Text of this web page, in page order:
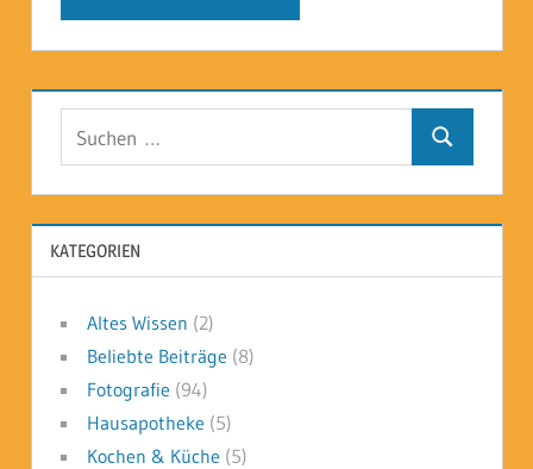
Suchen
KATEGORIEN
Altes Wissen (2)
Beliebte Beiträge (8)
Fotografie (94)
Hausapotheke (5)
Kochen & Küche (5)